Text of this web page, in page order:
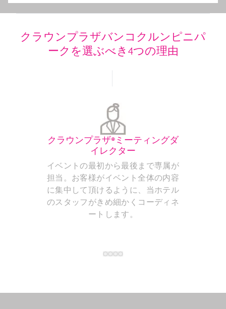
クラウンプラザバンコクルンピニパ
ークを選ぶべき4つの理由
クラウンプラザ®ミーティングダ
イレクター
イベントの最初から最後まで専属が
担当。お客様がイベント全体の内容
に集中して頂けるように、当ホテル
のスタッフがきめ細かくコーディネ
ートします。